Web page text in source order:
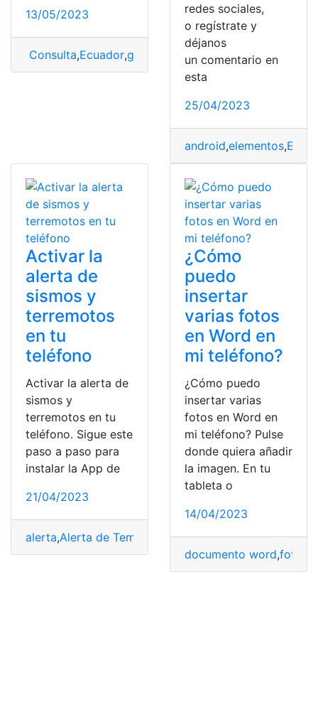
13/05/2023
Consulta,Ecuador,guías Guías telefonicas,Número
redes sociales,
o regístrate y
déjanos
un comentario en
esta
25/04/2023
android,elementos,
Activar la
alerta de
sismos y
terremotos
en tu
teléfono
Activar la alerta de
sismos y
terremotos en tu
teléfono. Sigue este
paso a paso para
instalar la App de
21/04/2023
alerta,Alerta de Temblor sismo,teléfono,temblor,
¿Cómo
puedo
insertar
varias fotos
en Word en
mi teléfono?
¿Cómo puedo
insertar varias
fotos en Word en
mi teléfono? Pulse
donde quiera añadir
la imagen. En tu
tableta o
14/04/2023
documento word,fotos